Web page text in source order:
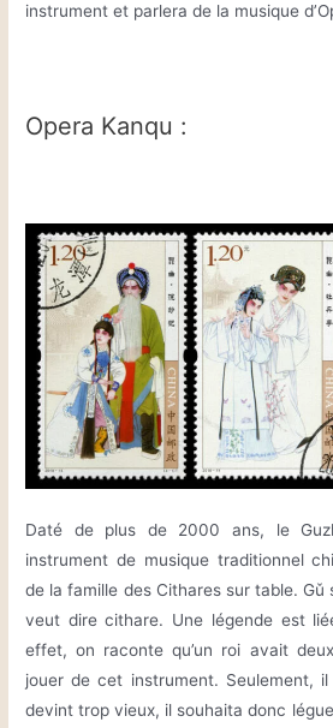
instrument et parlera de la musique
Opera Kanqu :
Daté de plus de 2000 ans, le
instrument de musique traditionnel
de la famille des Cithares sur table.
veut dire cithare. Une légende est
effet, on raconte qu’un roi avait
jouer de cet instrument. Seulement,
devint trop vieux, il souhaita donc